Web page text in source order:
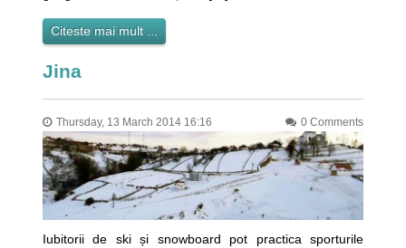
Citeste mai mult ...
Jina
Thursday, 13 March 2014 16:16 0 Comments
Iubitorii de ski și snowboard pot practica sporturile